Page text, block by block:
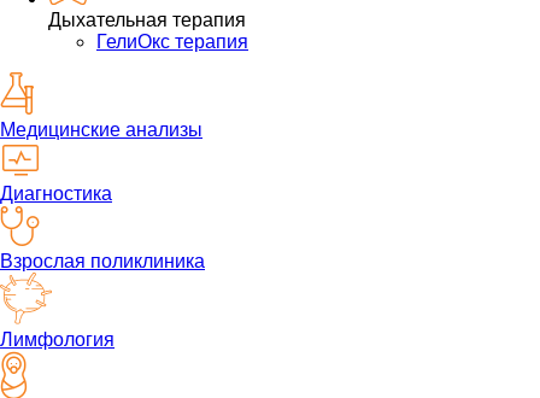
Дыхательная терапия
ГелиОкс терапия
Медицинские анализы
Диагностика
Взрослая поликлиника
Лимфология